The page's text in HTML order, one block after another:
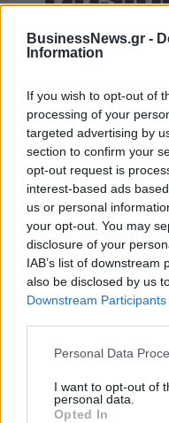
BusinessNews.gr -
Information
If you wish to opt-out of
processing of your
targeted advertising by
section to confirm your
opt-out request is
interest-based ads
us or personal
your opt-out. You may
disclosure of your
IAB’s list of
also be disclosed by us
Downstream Participants
Personal Data
I want to opt-out of
personal data.
Opted In
νέα στοιχήματα σε low &
Χρηματοδότηση 8 εκατ.
σε 843 μέσα ενημέρωσης-
Ξεκίνησε το πενταετές
πρόγραμμα ενίσχυσης του
Τύπου
IAB Hellas: Νέα Διοικούσα
Πρόεδρος ο Γαληνός Γιαγλής
μπαταριών για τα υβριδικά